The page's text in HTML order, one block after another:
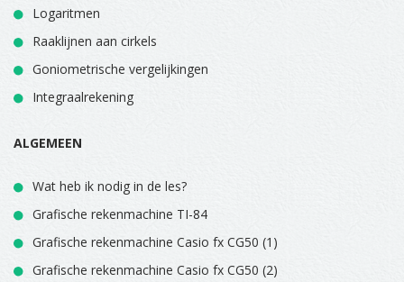
Logaritmen
Raaklijnen aan cirkels
Goniometrische vergelijkingen
Integraalrekening
ALGEMEEN
Wat heb ik nodig in de les?
Grafische rekenmachine TI-84
Grafische rekenmachine Casio fx CG50 (1)
Grafische rekenmachine Casio fx CG50 (2)